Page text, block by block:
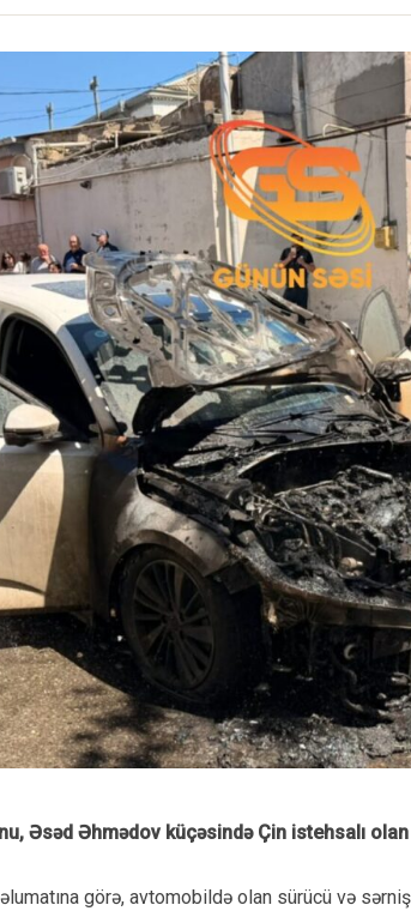
Əsəd Əhmədov küçəsində Çin istehsalı
görə, avtomobildə olan sürücü və